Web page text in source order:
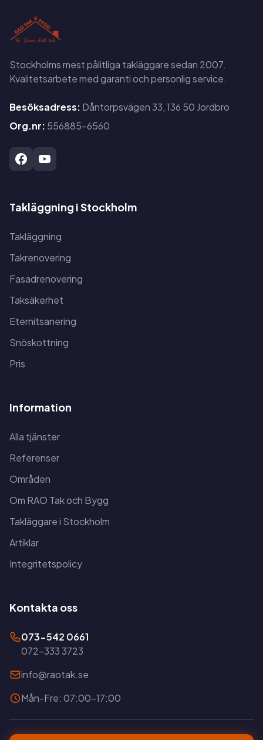
Stockholms mest pålitliga takläggare sedan 2007.
Kvalitetsarbete med garanti och personlig service.
Besöksadress: Dåntorpsvägen 33, 136 50 Jordbro
Org.nr: 556885-6560
Takläggning i Stockholm
Takläggning
Takrenovering
Fasadrenovering
Taksäkerhet
Eternitsanering
Snöskottning
Pris
Information
Alla tjänster
Referenser
Områden
Om RAO Tak och Bygg
Takläggare i Stockholm
Artiklar
Integritetspolicy
Kontakta oss
073-542 0661
072-333 3723
info@raotak.se
Mån-Fre: 07:00-17:00